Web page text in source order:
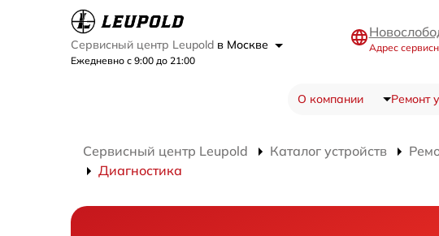
Сервисный центр Leupold в Москве
Ежедневно с 9:00 до 21:00
Адрес
О компании Ремонт
Сервисный центр Leupold Каталог устройств
Диагностика